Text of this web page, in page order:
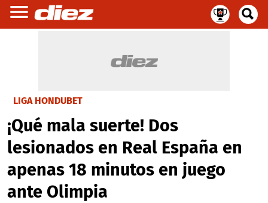
LIGA HONDUBET
¡Qué mala suerte! Dos
lesionados en Real España en
apenas 18 minutos en juego
ante Olimpia